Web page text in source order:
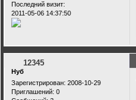
Последний визит:
2011-05-06 14:37:50
12345
Нуб
Зарегистрирован: 2008-10-29
Приглашений: 0